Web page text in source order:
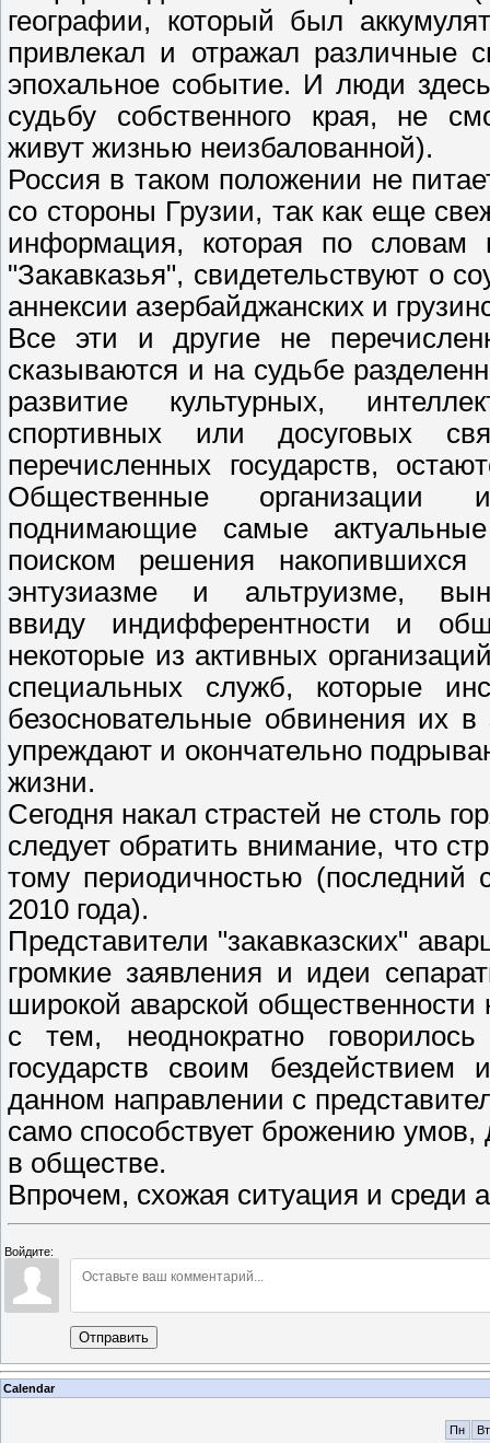
географии, который был
привлекал и отражал различные
эпохальное событие. И люди
судьбу собственного края, не
живут жизнью неизбалованной).
Россия в таком положении не
со стороны Грузии, так как еще
информация, которая по словам
"Закавказья", свидетельствуют о
аннексии азербайджанских и
Все эти и другие не
сказываются и на судьбе
развитие культурных,
спортивных или досуговых
перечисленных государств,
Общественные организации
поднимающие самые
поиском решения
энтузиазме и альтруизме,
ввиду индифферентности и
некоторые из активных
специальных служб, которые
безосновательные обвинения их
упреждают и окончательно
жизни.
Сегодня накал страстей не столь
следует обратить внимание, что
тому периодичностью
2010 года).
Представители "закавказских"
громкие заявления и идеи
широкой аварской
с тем, неоднократно
государств своим
данном направлении с
само способствует брожению
в обществе.
Впрочем, схожая ситуация и среди
Войдите:
Отправить
Calendar
Пн
Вт